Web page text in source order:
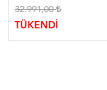
32.991,00
TÜKENDİ